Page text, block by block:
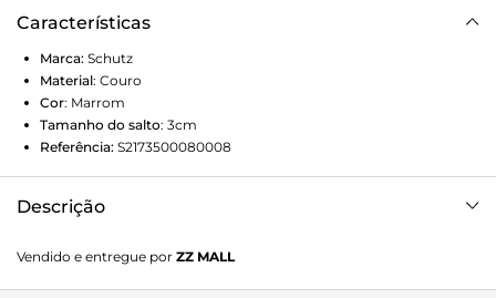
Características
Marca: Schutz
Material: Couro
Cor: Marrom
Tamanho do salto: 3cm
Referência: S2173500080008
Descrição
costura pespontada em destaque no cabedal, trazendo um
toque manual ao elegante modelo de couro. Vai ser uma
Vendido e entregue por ZZ MALL